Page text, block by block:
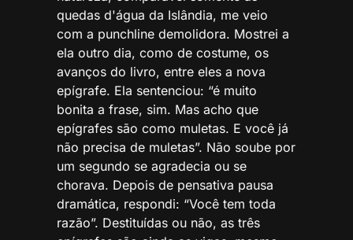
quedas d'água da Islândia, me veio
com a punchline demolidora. Mostrei a
ela outro dia, como de costume, os
avanços do livro, entre eles a nova
epígrafe. Ela sentenciou: “é muito
bonita a frase, sim. Mas acho que
epígrafes são como muletas. E você já
não precisa de muletas”. Não soube por
um segundo se agradecia ou se
chorava. Depois de pensativa pausa
dramática, respondi: “Você tem toda
razão”. Destituídas ou não, as três